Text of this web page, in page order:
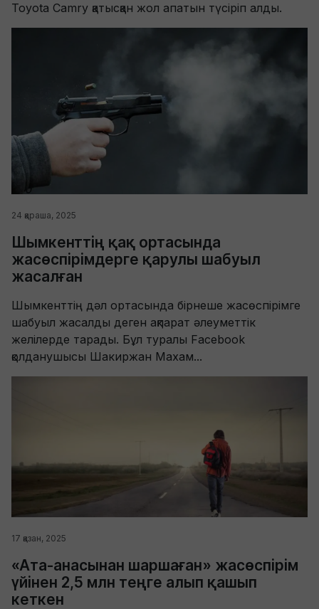
Toyota Camry қатысқан жол апатын түсіріп алды.
24 қараша, 2025
Шымкенттің қақ ортасында
жасөспірімдерге қарулы шабуыл
жасалған
Шымкенттің дәл ортасында бірнеше жасөспірімге
шабуыл жасалды деген ақпарат әлеуметтік
желілерде тарады. Бұл туралы Facebook
қолданушысы Шакиржан Махам...
17 қазан, 2025
«Ата-анасынан шаршаған» жасөспірім
үйінен 2,5 млн теңге алып қашып
кеткен